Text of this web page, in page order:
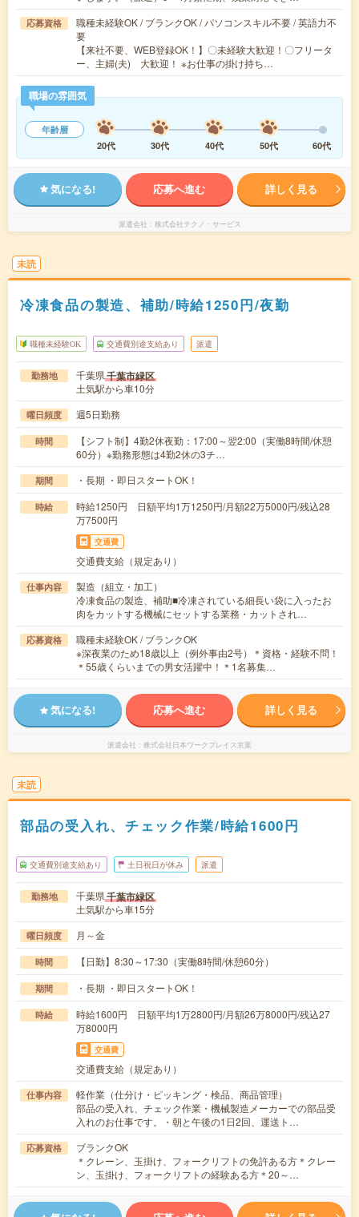
応募資格
職種未経験OK / ブランクOK / パソコンスキル不要 / 英語力不
要
【来社不要、WEB登録OK！】〇未経験大歓迎！〇フリータ
ー、主婦(夫) 大歓迎！ ※お仕事の掛け持ち…
職場の雰囲気
年齢層
20代
30代 40代 50代 60代
気になる! 応募へ進む 詳しく見る
派遣会社 株式会社テクノ・サービス
未読
冷凍食品の製造、補助/時給1250円/夜勤
職種未経験OK 交通費別途支給あり 派遣
勤務地 千葉県千葉市緑区
土気駅から車10分
曜日頻度 週5日勤務
時間
【シフト制】4勤2休夜勤：17:00～翌2:00（実働8時間/休憩
60分）※勤務形態は4勤2休の3チ…
期間 ・長期 ・即日スタートOK！
時給
時給1250円 日額平均1万1250円/月額22万5000円/残込28
万7500円
交通費
交通費支給（規定あり）
仕事内容
製造（組立・加工）
冷凍食品の製造、補助■冷凍されている細長い袋に入ったお
肉をカットする機械にセットする業務・カットされ…
応募資格
職種未経験OK / ブランクOK
※深夜業のため18歳以上（例外事由2号）＊資格・経験不問！
＊55歳くらいまでの男女活躍中！＊1名募集…
気になる! 応募へ進む 詳しく見る
派遣会社 株式会社日本ワークプレイス京葉
未読
部品の受入れ、チェック作業/時給1600円
交通費別途支給あり 土日祝日が休み 派遣
勤務地 千葉県千葉市緑区
土気駅から車15分
曜日頻度 月～金
時間 【日勤】8:30～17:30（実働8時間/休憩60分）
期間 ・長期 ・即日スタートOK！
時給
時給1600円 日額平均1万2800円/月額26万8000円/残込27
万8000円
交通費
交通費支給（規定あり）
仕事内容
軽作業（仕分け・ピッキング・検品、商品管理）
部品の受入れ、チェック作業・機械製造メーカーでの部品受
入れのお仕事です。・朝と午後の1日2回、運送ト…
応募資格
ブランクOK
＊クレーン、玉掛け、フォークリフトの免許ある方＊クレー
ン、玉掛け、フォークリフトの経験ある方＊20～…